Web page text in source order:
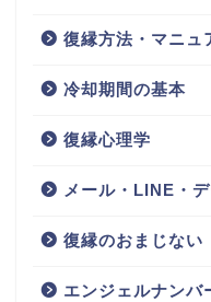
復縁方法・マニュ
冷却期間の基本
復縁心理学
メール・LINE・
復縁のおまじない
エンジェルナンバ